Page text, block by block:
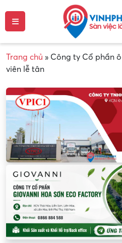
Trang chủ » Công ty Cổ phần
viên lễ tân